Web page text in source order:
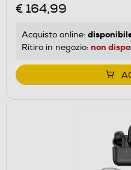
€ 164,99
Acquisto online:
Ritiro in negozio: non